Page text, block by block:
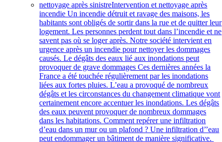
nettoyage après sinistreIntervention et nettoyage après
incendie Un incendie détruit et ravage des maisons, les
habitants sont obligés de sortir dans la rue et de quitter leur
logement. Les personnes perdent tout dans l’incendie et ne
savent pas où se loger après. Notre société intervient en
urgence après un incendie pour nettoyer les dommages
causés. Le dégâts des eaux lié aux inondations peut
provoquer de grave dommages Ces dernières années la
France a été touchée régulièrement par les inondations
liées aux fortes pluies. L’eau a provoqué de nombreux
dégâts et les circonstances du changement climatique vont
certainement encore accentuer les inondations. Les dégâts
des eaux peuvent provoquer de nombreux dommages
dans les habitations. Comment repérer une infiltration
d’eau dans un mur ou un plafond ? Une infiltration d’’eau
peut endommager un bâtiment de manière significative.